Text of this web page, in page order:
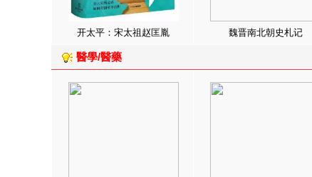
开太平：宋太祖赵匡胤 魏晋南北朝史札记
醫學/醫藥